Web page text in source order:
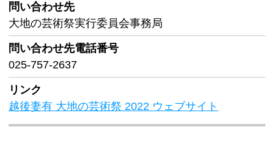
問い合わせ先
大地の芸術祭実行委員会事務局
問い合わせ先電話番号
025-757-2637
リンク
越後妻有 大地の芸術祭 2022 ウェブサイト